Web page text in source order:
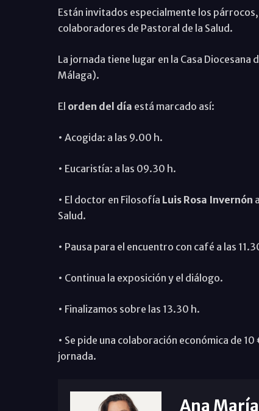
Están invitados especialmente los
colaboradores de Pastoral de la Salud.
La jornada tiene lugar en la Casa
Málaga).
El orden del día está marcado así:
• Acogida: a las 9.00 h.
• Eucaristía: a las 09.30 h.
• El doctor en Filosofía Luis Rosa Invernón
Salud.
• Pausa para el encuentro con café a las
• Continua la exposición y el diálogo.
• Finalizamos sobre las 13.30 h.
• Se pide una colaboración económica de
jornada.
Ana